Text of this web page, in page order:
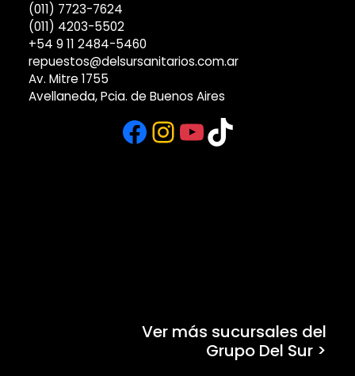
(011) 7723-7624
(011) 4203-5502
+54 9 11 2484-5460
repuestos@delsursanitarios.com.ar
Av. Mitre 1755
Avellaneda, Pcia. de Buenos Aires
Facebook
Instagram
YouTube
TikTok
Ver más sucursales del
Grupo Del Sur >